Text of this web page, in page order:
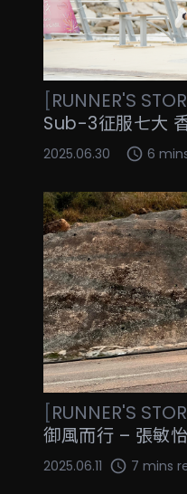
[RUNNER'S
Sub-3征服七大
2025.06.30 6
[RUNNER'S
御風而行 – 張敏怡
2025.06.11 7 mins